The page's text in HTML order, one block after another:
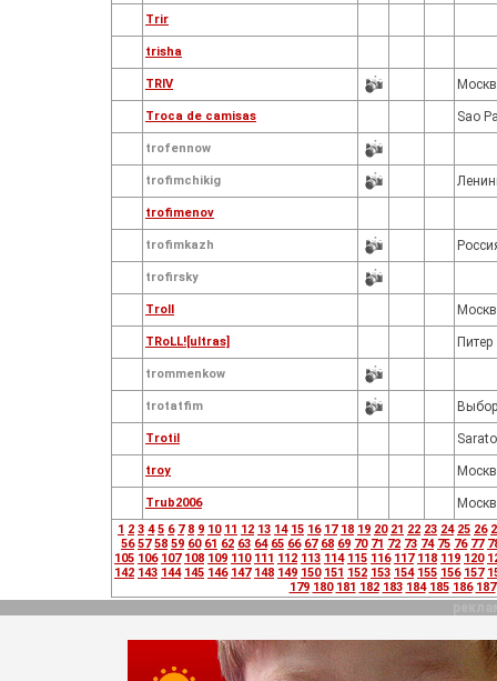
Trir
trisha
TRIV
Troca de camisas Sao
trofennow
trofimchikig
trofimenov
trofimkazh
trofirsky
Troll
TRoLL![ultras] Питер
trommenkow
trotatfim
Trotil
troy
Trub2006
1 2 3 4 5 6 7 8 9 10 11 12 13 14 15 16 17 18 19 20 21 22 23 24 25 26
56 57 58 59 60 61 62 63 64 65 66 67 68 69 70 71 72 73 74 75 76 77
105 106 107 108 109 110 111 112 113 114 115 116 117 118 119 120
142 143 144 145 146 147 148 149 150 151 152 153 154 155 156 157
179 180 181 182 183 184 185 186 187